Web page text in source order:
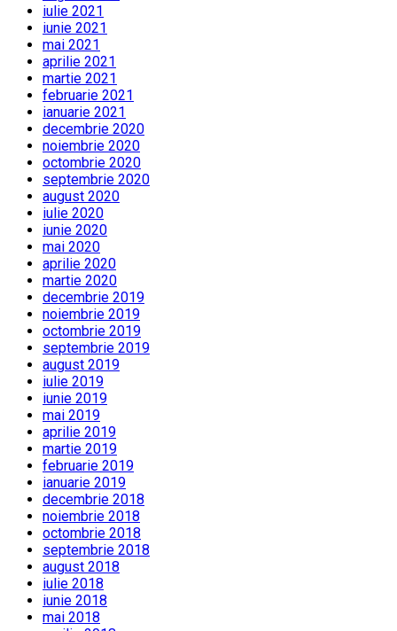
iulie 2021
iunie 2021
mai 2021
aprilie 2021
martie 2021
februarie 2021
ianuarie 2021
decembrie 2020
noiembrie 2020
octombrie 2020
septembrie 2020
august 2020
iulie 2020
iunie 2020
mai 2020
aprilie 2020
martie 2020
decembrie 2019
noiembrie 2019
octombrie 2019
septembrie 2019
august 2019
iulie 2019
iunie 2019
mai 2019
aprilie 2019
martie 2019
februarie 2019
ianuarie 2019
decembrie 2018
noiembrie 2018
octombrie 2018
septembrie 2018
august 2018
iulie 2018
iunie 2018
mai 2018